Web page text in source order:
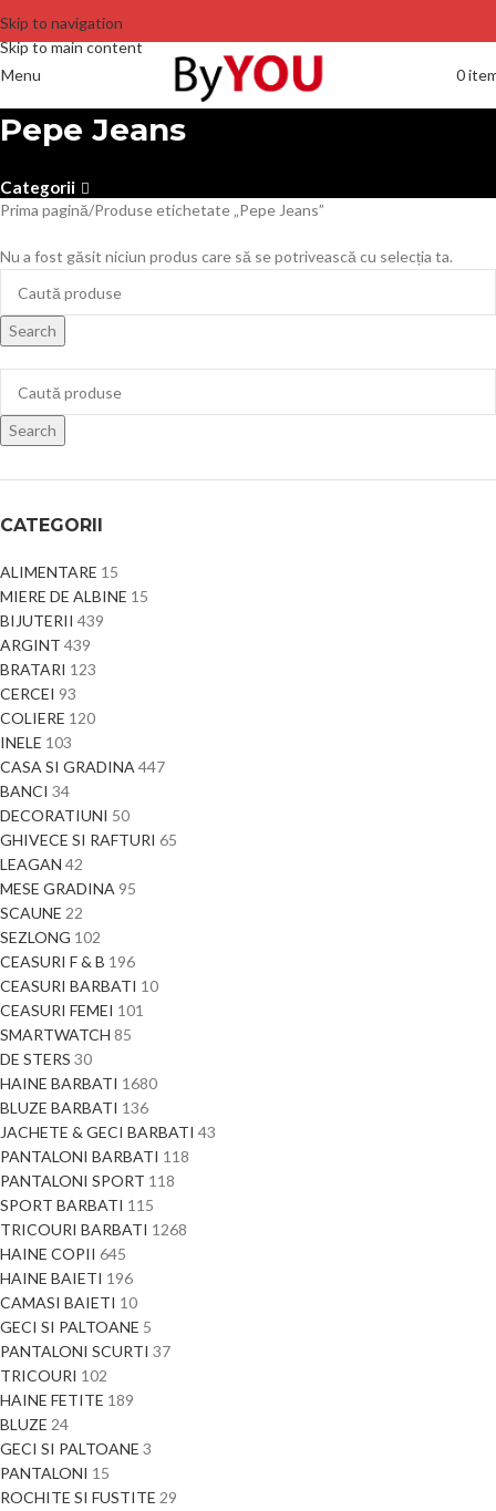
Skip to navigation
Skip to main content
Menu
0
Pepe Jeans
Categorii
Search
CATEGORII
ALIMENTARE 15
MIERE DE ALBINE 15
BIJUTERII 439
ARGINT 439
BRATARI 123
CERCEI 93
COLIERE 120
INELE 103
CASA SI GRADINA 447
BANCI 34
DECORATIUNI 50
GHIVECE SI RAFTURI 65
LEAGAN 42
MESE GRADINA 95
SCAUNE 22
SEZLONG 102
CEASURI F & B 196
CEASURI BARBATI 10
CEASURI FEMEI 101
SMARTWATCH 85
DE STERS 30
HAINE BARBATI 1680
BLUZE BARBATI 136
JACHETE & GECI BARBATI 43
PANTALONI BARBATI 118
PANTALONI SPORT 118
SPORT BARBATI 115
TRICOURI BARBATI 1268
HAINE COPII 645
HAINE BAIETI 196
CAMASI BAIETI 10
GECI SI PALTOANE 5
PANTALONI SCURTI 37
TRICOURI 102
HAINE FETITE 189
BLUZE 24
GECI SI PALTOANE 3
PANTALONI 15
ROCHITE SI FUSTITE 29
Prima pagină Produse etichetate „Pepe Jeans”
Nu a fost găsit niciun produs care să se potrivească cu selecția ta.
Search